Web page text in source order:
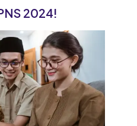
2024!